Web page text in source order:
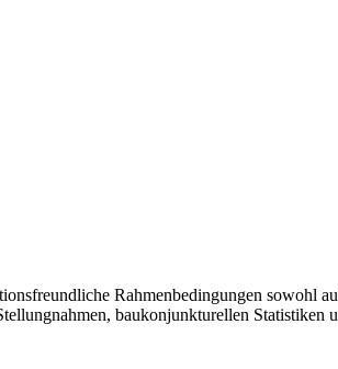
Rahmenbedingungen sowohl
baukonjunkturellen Statistiken